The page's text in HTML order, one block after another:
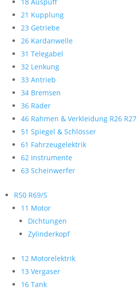
21 Kupplung
23 Getriebe
26 Kardanwelle
31 Telegabel
32 Lenkung
33 Antrieb
34 Bremsen
36 Räder
46 Rahmen & Verkleidung R26 R27
51 Spiegel & Schlösser
61 Fahrzeugelektrik
62 Instrumente
63 Scheinwerfer
R50 R69/S
11 Motor
Dichtungen
Zylinderkopf
12 Motorelektrik
13 Vergaser
16 Tank